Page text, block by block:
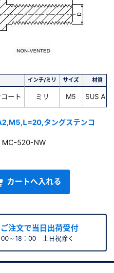
インチ/ミリ サイズ 材質
ート ミリ M5 SUS A2
タングステンコ
520-NW
カートへ入れる
注文で当日出荷受付
00～18：00 土日祝除く